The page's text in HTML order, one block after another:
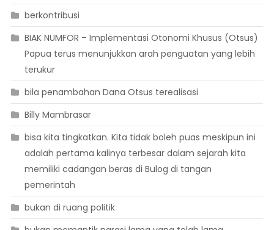
berkontribusi
BIAK NUMFOR – Implementasi Otonomi Khusus (Otsus)
Papua terus menunjukkan arah penguatan yang lebih
terukur
bila penambahan Dana Otsus terealisasi
Billy Mambrasar
bisa kita tingkatkan. Kita tidak boleh puas meskipun ini
adalah pertama kalinya terbesar dalam sejarah kita
memiliki cadangan beras di Bulog di tangan
pemerintah
bukan di ruang politik